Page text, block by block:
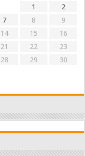
1
2
7 8
9
14 15
16
21 22
23
28 29
30